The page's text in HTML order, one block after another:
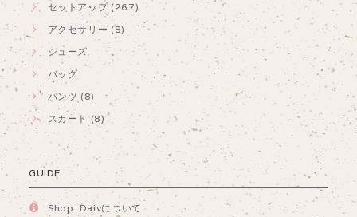
セットアップ (267)
アクセサリー (8)
シューズ
バッグ
パンツ (8)
スカート (8)
GUIDE
Shop. Daivについて